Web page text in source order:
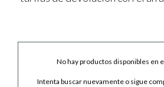
No hay productos disponibles en
Intenta buscar nuevamente o sigue